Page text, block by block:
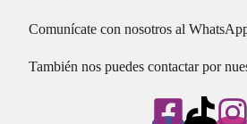
Comunícate con nosotros al
También nos puedes contactar por